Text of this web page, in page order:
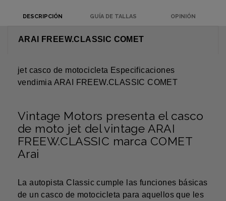
DESCRIPCIÓN GUÍA DE TALLAS OPINIÓN
ARAI FREEW.CLASSIC COMET
jet casco de motocicleta Especificaciones
vendimia ARAI FREEW.CLASSIC COMET
Vintage Motors presenta el casco
de moto jet del vintage ARAI
FREEW.CLASSIC marca COMET
Arai
La autopista Classic cumple las funciones básicas
de un casco de motocicleta para aquellos que les